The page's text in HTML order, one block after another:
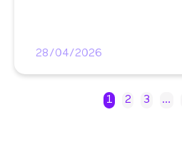
28/04/2026
1 2 3 …